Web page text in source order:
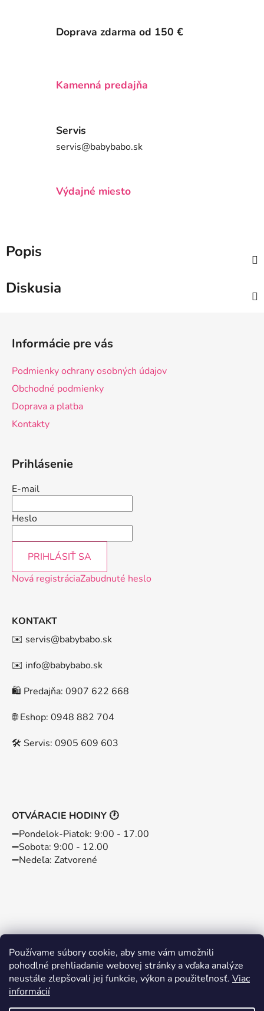
Používame súbory cookie, aby sme vám umožnili
pohodlné prehliadanie webovej stránky a vďaka analýze
neustále zlepšovali jej funkcie, výkon a použiteľnosť. Viac
informácií
Doprava zdarma od 150 €
Kamenná predajňa
Servis
servis@babybabo.sk
Výdajné miesto
Popis
Diskusia
Informácie pre vás
Podmienky ochrany osobných údajov
Obchodné podmienky
Doprava a platba
Kontakty
Prihlásenie
E-mail
Heslo
PRIHLÁSIŤ SA
Nová registráciaZabudnuté heslo
KONTAKT
✉️ servis@babybabo.sk
✉️ info@babybabo.sk
🛍️ Predajňa: 0907 622 668
🌐 Eshop: 0948 882 704
🛠️ Servis: 0905 609 603
OTVÁRACIE HODINY 🕐
➖️Pondelok-Piatok: 9:00 - 17.00
➖️Sobota: 9:00 - 12.00
➖️Nedeľa: Zatvorené